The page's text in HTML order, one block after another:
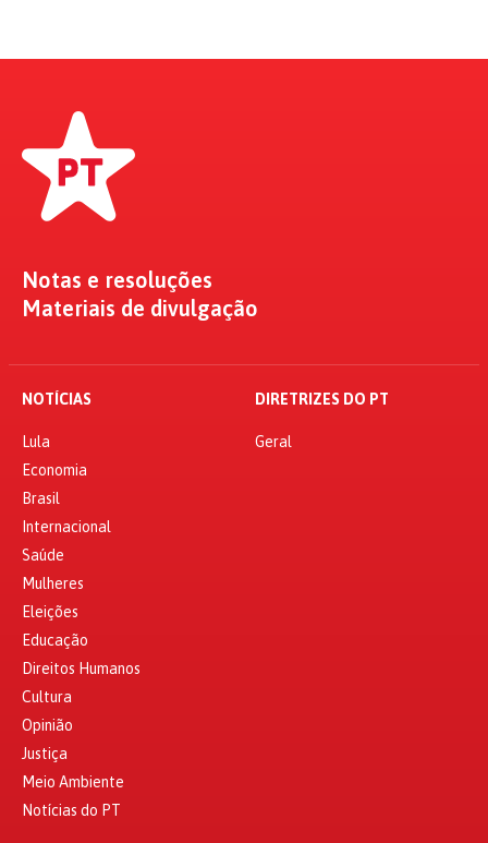
Notas e resoluções
Materiais de divulgação
NOTÍCIAS
Lula
Economia
Brasil
Internacional
Saúde
Mulheres
Eleições
Educação
Direitos Humanos
Cultura
Opinião
Justiça
Meio Ambiente
Notícias do PT
DIRETRIZES DO PT
Geral